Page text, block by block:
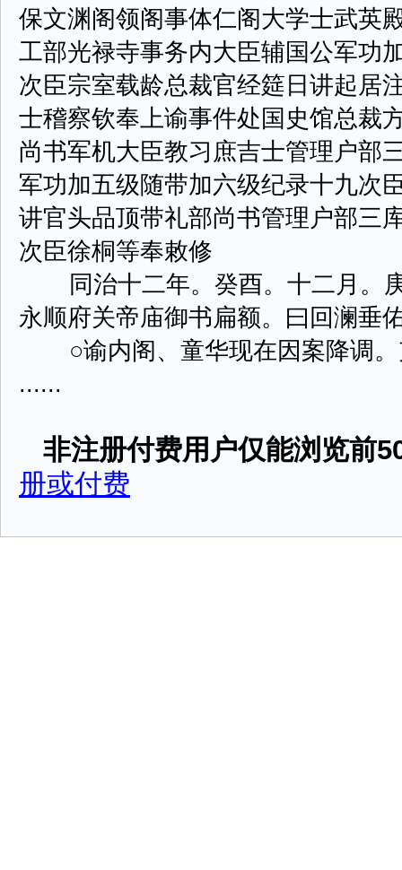
保文渊阁领阁事体仁阁大学士武英
工部光禄寺事务内大臣辅国公军功
次臣宗室载龄总裁官经筵日讲起居
士稽察钦奉上谕事件处国史馆总裁
尚书军机大臣教习庶吉士管理户部
军功加五级随带加六级纪录十九次
讲官头品顶带礼部尚书管理户部三
次臣徐桐等奉敕修
同治十二年。癸酉。十二月。
永顺府关帝庙御书扁额。曰回澜垂
○谕内阁、童华现在因案降调。
......
非注册付费用户仅能浏览前
册或付费